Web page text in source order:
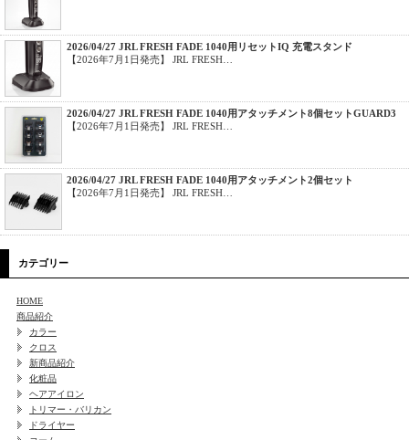
2026/04/27 JRL FRESH FADE 1040用リセットIQ 充電スタンド
【2026年7月1日発売】 JRL FRESH…
2026/04/27 JRL FRESH FADE 1040用アタッチメント8個セットGUARD3
【2026年7月1日発売】 JRL FRESH…
2026/04/27 JRL FRESH FADE 1040用アタッチメント2個セット
【2026年7月1日発売】 JRL FRESH…
カテゴリー
HOME
商品紹介
カラー
クロス
新商品紹介
化粧品
ヘアアイロン
トリマー・バリカン
ドライヤー